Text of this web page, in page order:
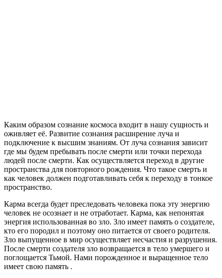
Каким образом сознание космоса входит в нашу сущность и
оживляет её. Развитие сознания расширение луча и
подключение к высшим знаниям. От луча сознания зависит
где мы будем пребывать после смерти или точки перехода
людей после смерти. Как осуществляется переход в другие
пространства для повторного рождения. Что такое смерть и
как человек должен подготавливать себя к переходу в тонкое
пространство.
Карма всегда будет преследовать человека пока эту энергию
человек не осознает и не отработает. Карма, как непонятая
энергия использованная во зло. Зло имеет память о создателе,
кто его породил и поэтому оно питается от своего родителя.
Зло выпущенное в мир осуществляет несчастия и разрушения.
После смерти создателя зло возвращается в тело умершего и
поглощается Тьмой. Нами порожденное и выращенное тело
имеет свою память .